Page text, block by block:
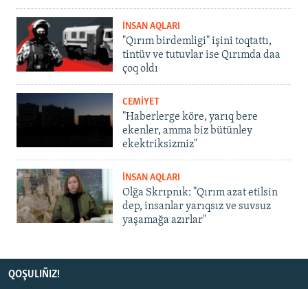
İNSAN AQLARI
"Qırım birdemligi" işini toqtattı,
tintüv ve tutuvlar ise Qırımda daa
çoq oldı
CEMİYET
"Haberlerge köre, yarıq bere
ekenler, amma biz bütünley
ekektriksizmiz"
İNSAN AQLARI
Olğa Skrıpnık: "Qırım azat etilsin
dep, insanlar yarıqsız ve suvsuz
yaşamağa azırlar"
QOŞULIÑIZ!